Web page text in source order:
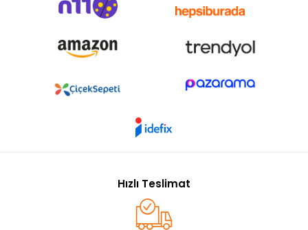
Hızlı Teslimat